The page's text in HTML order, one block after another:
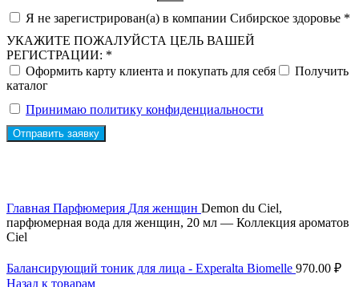
Я не зарегистрирован(а) в компании Сибирское здоровье *
УКАЖИТЕ ПОЖАЛУЙСТА ЦЕЛЬ ВАШЕЙ
РЕГИСТРАЦИИ: *
Оформить карту клиента и покупать для себя
Получить
каталог
Принимаю политику конфиденциальности
Отправить заявку
Главная Парфюмерия Для женщин Demon du Ciel,
парфюмерная вода для женщин, 20 мл — Коллекция ароматов
Ciel
Балансирующий тоник для лица - Experalta Biomelle 970.00 ₽
Назад к товарам